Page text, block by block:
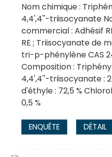
Nom chimique :
4,4',4''-triisocyanate
commercial : Adhésif
RE ; Triisocyanate de
tri-p-phénylène CAS
Composition :
4,4',4''-triisocyanate :
d'éthyle : 72,5 %
0,5 %
ENQUÊTE DÉTAIL